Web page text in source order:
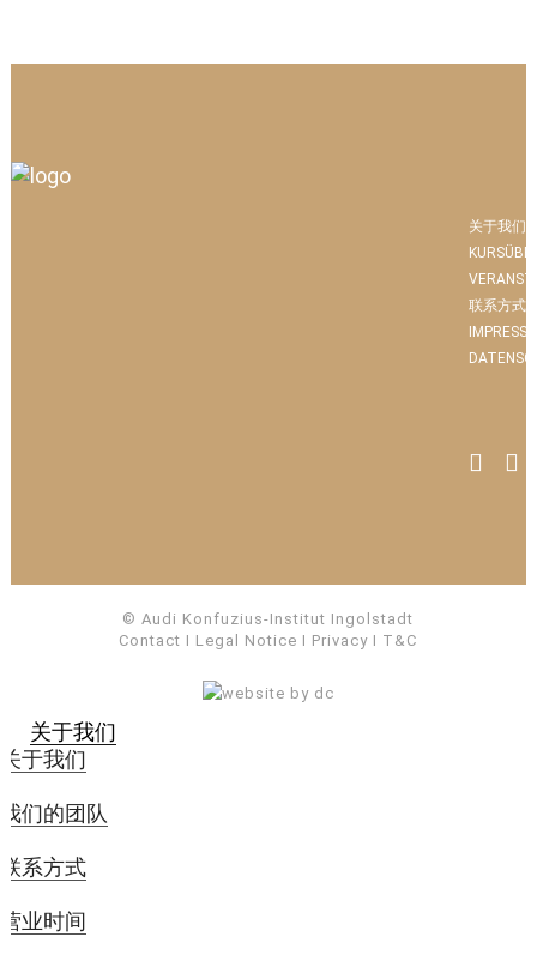
关于我们
联系方式
© Audi Konfuzius-Institut Ingolstadt
Contact I Legal Notice I Privacy I T&C
关于我们
关于我们
我们的团队
联系方式
营业时间